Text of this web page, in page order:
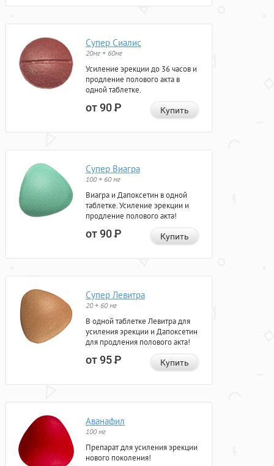
Супер Сиалис
20мг + 60мг
Усиление эрекции до 36 часов и
продление полового акта в
одной таблетке.
от 90Р Купить
Супер Виагра
100 + 60 мг
Виагра и Дапоксетин в одной
таблетке. Усиление эрекции и
продление полового акта!
от 90Р Купить
Супер Левитра
20 + 60 мг
В одной таблетке Левитра для
усиления эрекции и Дапоксетин
для продления полового акта!
от 95Р Купить
Аванафил
100 мг
Препарат для усиления эрекции
нового поколения!